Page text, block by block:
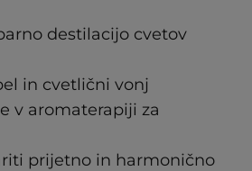
destilacijo cvetov
in cvetlični vonj
v aromaterapiji za
prijetno in harmonično